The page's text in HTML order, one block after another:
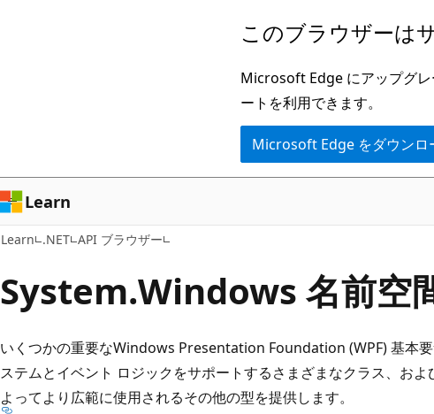
ン
ツ
に
ス
ッ
ゲ
ー
シ
ョ
に
キ
ッ
プ
このブラウザーは
Microsoft Edge にアップグレ
ートを利用できます。
Microsoft Edge をダウンロ
Learn
Learn .NET API ブラウザー
System.Windows 名前空
いくつかの重要なWindows Presentation Foundation (WPF) 基本
ステムとイベント ロジックをサポートするさまざまなクラス、お
よってより広範に使用されるその他の型を提供します。